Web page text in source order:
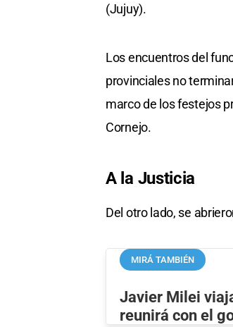
(Jujuy).
Los encuentros del
provinciales no
marco de los festejos
Cornejo.
A la Justicia
Del otro lado, se
MIRÁ TAMBIÉN
Javier Milei
reunirá con el